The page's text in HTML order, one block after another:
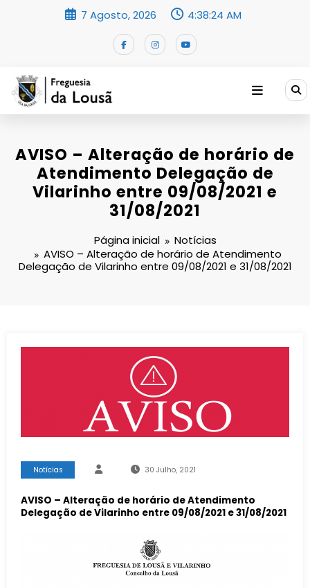
7 Agosto, 2026 4:38:25 AM
AVISO – Alteração de horário de
Atendimento Delegação de
Vilarinho entre 09/08/2021 e
31/08/2021
Página inicial
Notícias
AVISO – Alteração de horário de Atendimento
Delegação de Vilarinho entre 09/08/2021 e 31/08/2021
Notícias 30 Julho, 2021
AVISO – Alteração de horário de Atendimento
Delegação de Vilarinho entre 09/08/2021 e 31/08/2021